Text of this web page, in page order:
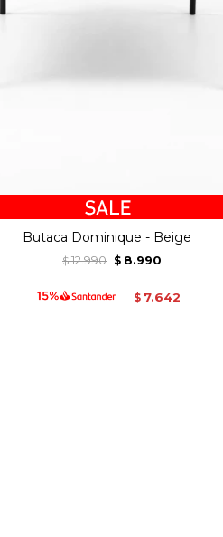
Butaca Dominique - Beige
$ 12.990 $ 8.990
$ 7.642